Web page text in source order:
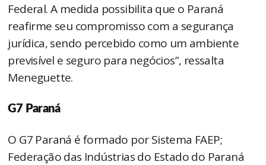
Federal. A medida possibilita que o Paraná
reafirme seu compromisso com a segurança
jurídica, sendo percebido como um ambiente
previsível e seguro para negócios”, ressalta
Meneguette.
G7 Paraná
O G7 Paraná é formado por Sistema FAEP;
Federação das Indústrias do Estado do Paraná